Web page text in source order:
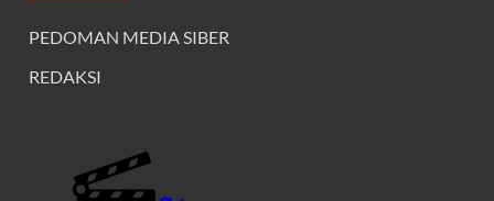
PEDOMAN MEDIA SIBER
REDAKSI